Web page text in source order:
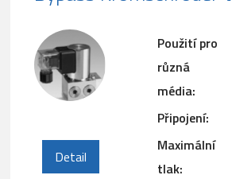
Detail
Použití pro
různá
média:
Připojení:
Maximální
tlak: